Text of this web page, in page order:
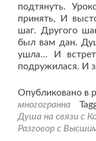
подтянуть.
принять, И
шаг. Другого
был вам дан.
ушла… И
подружилася. И
Опубликовано в
многогранна
Душа на связи с
Разговор с